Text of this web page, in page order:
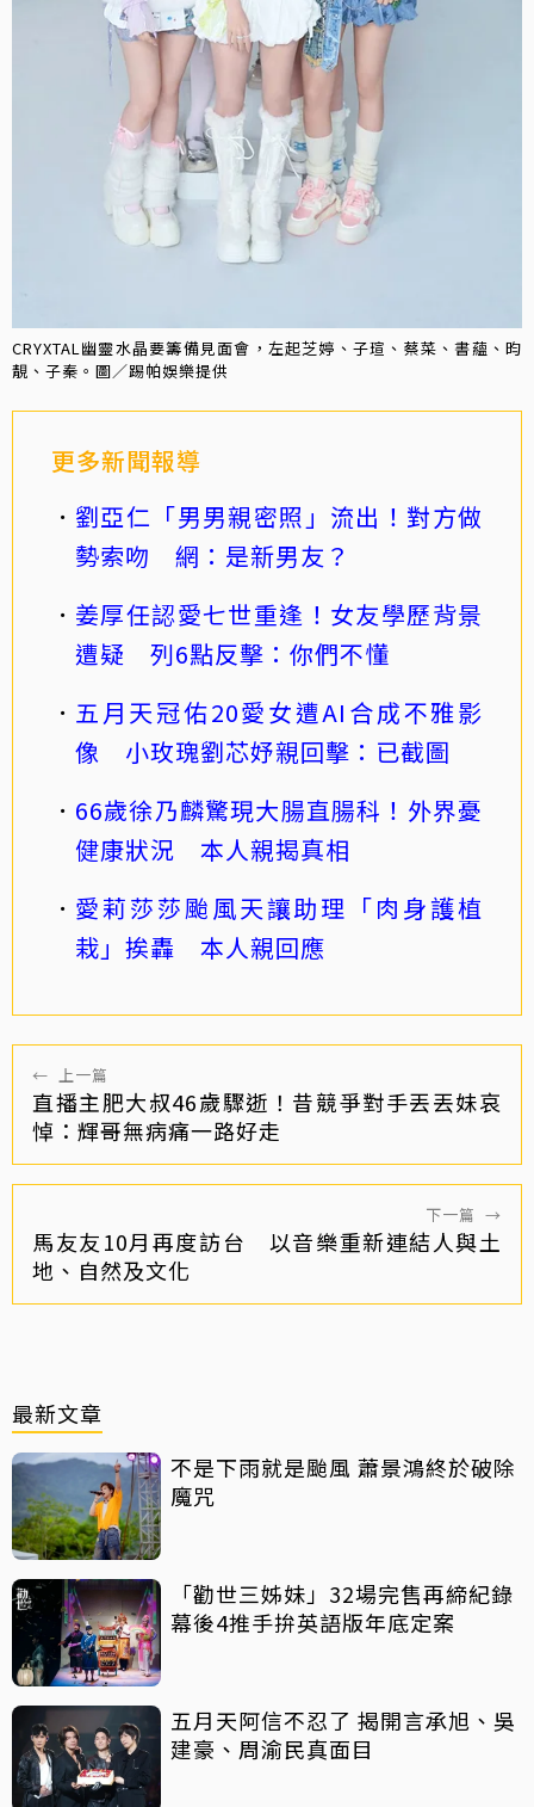
CRYXTAL幽靈水晶要籌備見面會，左起芝婷、子瑄、蔡菜、書蘊、昀
靚、子秦。圖／踢帕娛樂提供
更多新聞報導
劉亞仁「男男親密照」流出！對方做
勢索吻 網：是新男友？
姜厚任認愛七世重逢！女友學歷背景
遭疑 列6點反擊：你們不懂
五月天冠佑20愛女遭AI合成不雅影
像 小玫瑰劉芯妤親回擊：已截圖
66歲徐乃麟驚現大腸直腸科！外界憂
健康狀況 本人親揭真相
愛莉莎莎颱風天讓助理「肉身護植
栽」挨轟 本人親回應
← 上一篇
直播主肥大叔46歲驟逝！昔競爭對手丟丟妹哀
悼：輝哥無病痛一路好走
下一篇 →
馬友友10月再度訪台 以音樂重新連結人與土
地、自然及文化
最新文章
不是下雨就是颱風 蕭景鴻終於破除
魔咒
「勸世三姊妹」32場完售再締紀錄
幕後4推手拚英語版年底定案
五月天阿信不忍了 揭開言承旭、吳
建豪、周渝民真面目